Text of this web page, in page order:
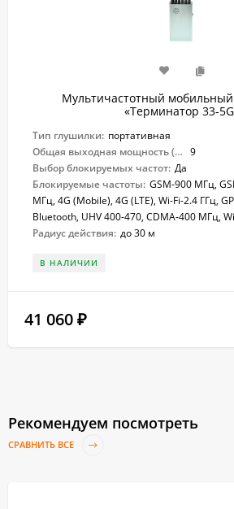
Мультичастотный
«Терминатор 33-
Тип глушилки: портативная
Общая выходная мощность (Вт): 9
Выбор блокируемых частот: Да
Блокируемые частоты: GSM-900 МГц,
МГц, 4G (Mobile), 4G (LTE), Wi-Fi-2.4 ГГц,
Bluetooth, UHV 400-470, CDMA-400 МГц,
Радиус действия: до 30 м
В НАЛИЧИИ
41 060 ₽
Рекомендуем посмотреть
СРАВНИТЬ ВСЕ